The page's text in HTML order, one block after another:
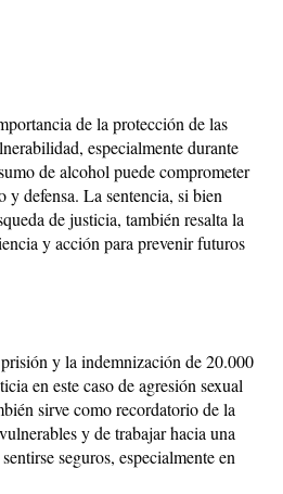
de la protección de las
especialmente durante
de alcohol puede comprometer
y defensa. La sentencia, si bien
de justicia, también resalta la
y acción para prevenir futuros
y la indemnización de 20.000
en este caso de agresión sexual
sirve como recordatorio de la
y de trabajar hacia una
seguros, especialmente en